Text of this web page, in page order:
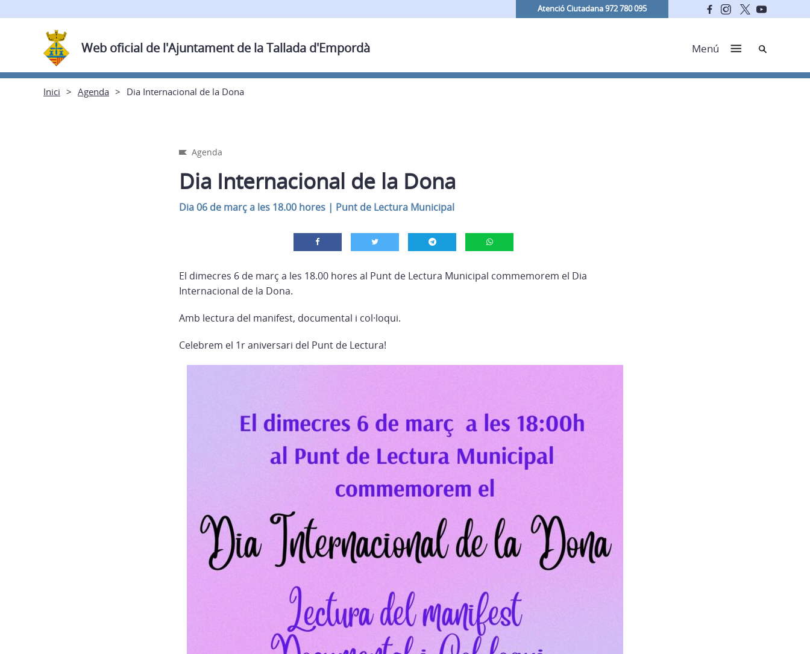
Atenció Ciutadana 972 780 095
Web oficial de l'Ajuntament de la Tallada d'Empordà Menú Cerca
Inici Agenda Dia Internacional de la Dona
Agenda
Dia Internacional de la Dona
Dia 06 de març a les 18.00 hores | Punt de Lectura Municipal
El dimecres 6 de març a les 18.00 hores al Punt de Lectura Municipal commemorem el Dia
Internacional de la Dona.
Amb lectura del manifest, documental i col·loqui.
Celebrem el 1r aniversari del Punt de Lectura!